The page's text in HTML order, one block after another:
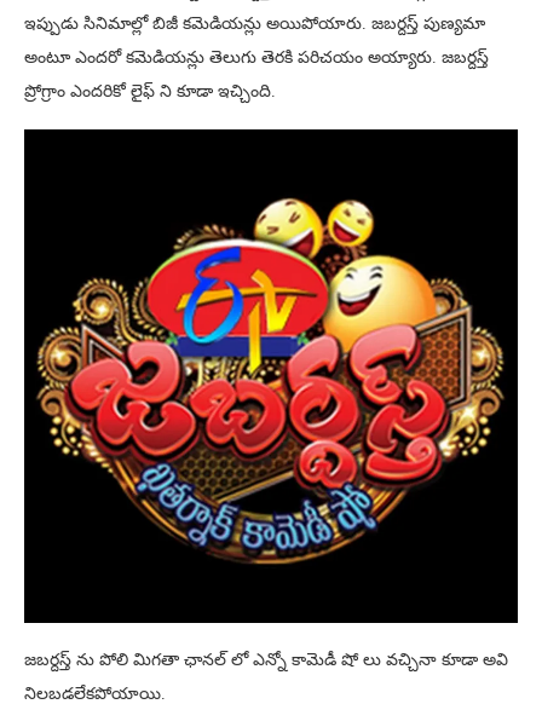
ఇప్పుడు సినిమాల్లో బిజీ కమెడియన్లు అయిపోయారు. జబర్దస్త్ పుణ్యమా
అంటూ ఎందరో కమెడియన్లు తెలుగు తెరకి పరిచయం అయ్యారు. జబర్దస్త్
ప్రోగ్రాం ఎందరికో లైఫ్ ని కూడా ఇచ్చింది.
జబర్దస్త్ ను పోలి మిగతా ఛానల్ లో ఎన్నో కామెడీ షో లు వచ్చినా కూడా అవి
నిలబడలేకపోయాయి.